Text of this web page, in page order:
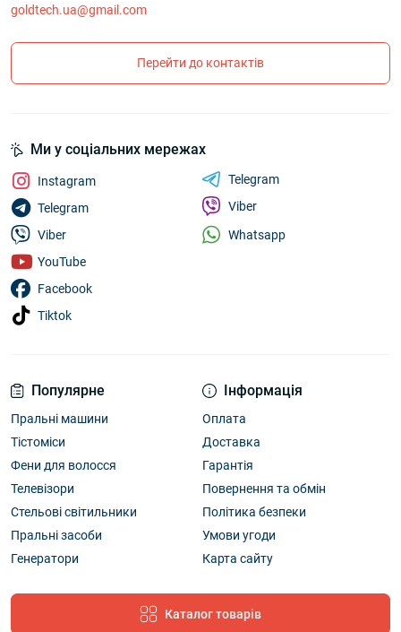
goldtech.ua@gmail.com
Перейти до контактів
Популярне
Пральні машини
Тістоміси
Фени для волосся
Телевізори
Стельові світильники
Пральні засоби
Генератори
Інформація
Оплата
Доставка
Гарантія
Повернення та обмін
Політика безпеки
Умови угоди
Карта сайту
Каталог товарів
Ми у соціальних мережах
Instagram
Telegram
Viber
YouTube
Facebook
Tiktok
Telegram
Viber
Whatsapp